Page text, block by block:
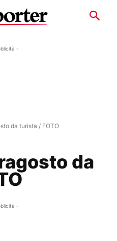
-
da turista / FOTO
da
-